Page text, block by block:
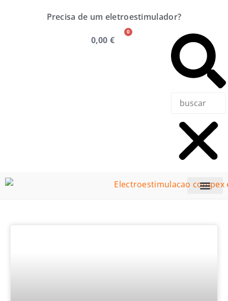
Precisa de um eletroestimulador?
0,00€
0